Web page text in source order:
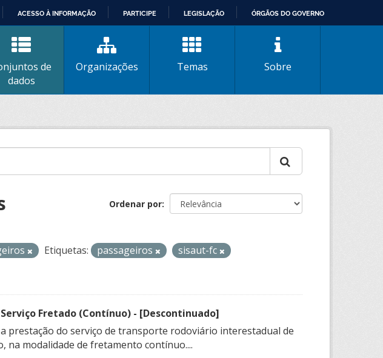
ACESSO À INFORMAÇÃO PARTICIPE LEGISLAÇÃO ÓRGÃOS DO GOVERNO
de
dados
Organizações Temas Sobre
Ordenar por
Etiquetas: passageiros
sisaut-fc
Fretado (Contínuo) - [Descontinuado]
prestação do serviço de transporte rodoviário interestadual de
modalidade de fretamento contínuo....